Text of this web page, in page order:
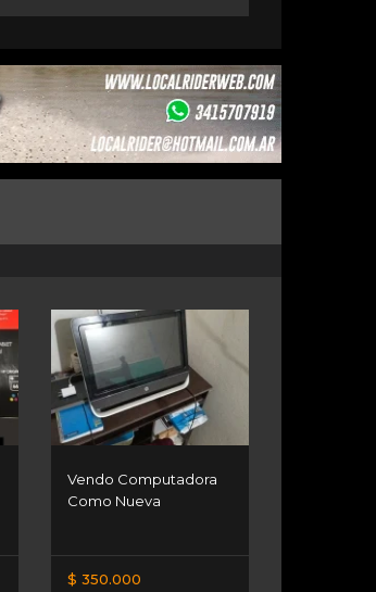
Vendo Computadora
Como Nueva
$ 350.000